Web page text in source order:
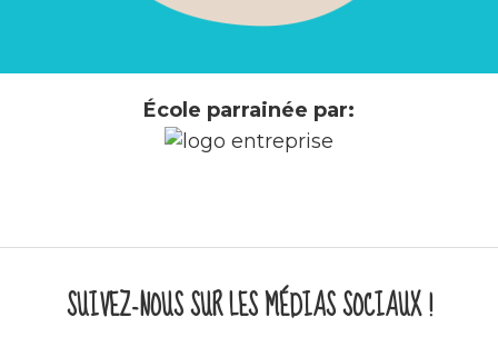
École parrainée par:
SUIVEZ-NOUS SUR LES MÉDIAS SOCIAUX !